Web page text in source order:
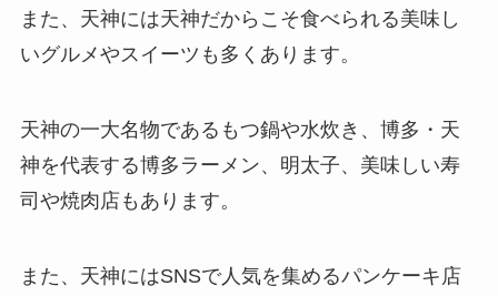
また、天神には天神だからこそ食べられる美味し
いグルメやスイーツも多くあります。
天神の一大名物であるもつ鍋や水炊き、博多・天
神を代表する博多ラーメン、明太子、美味しい寿
司や焼肉店もあります。
また、天神にはSNSで人気を集めるパンケーキ店